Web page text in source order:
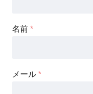
名前 *
メール *